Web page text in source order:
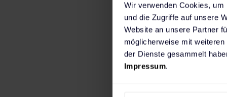
Wir verwenden Cookies,
und die Zugriffe auf unsere
Website an unsere Partner
möglicherweise mit
der Dienste gesammelt
Impressum.
halten.
die
diese